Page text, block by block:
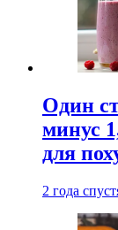
Один
минус
для
2 года